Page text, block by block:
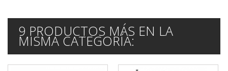
9 PRODUCTOS MÁS EN LA
MISMA CATEGORÍA: